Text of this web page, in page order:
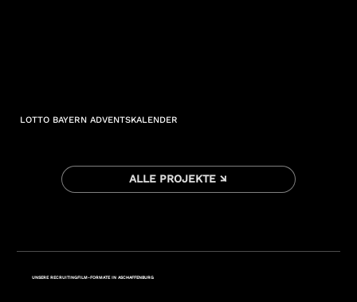
LOTTO BAYERN ADVENTSKALENDER
ALLE PROJEKTE ↘
UNSERE RECRUITINGFILM-FORMATE IN ASCHAFFENBURG